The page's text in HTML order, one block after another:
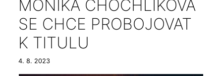
MONIKA CHOCHLÍKOVÁ
SE CHCE PROBOJOVAT
K TITULU
4. 8. 2023